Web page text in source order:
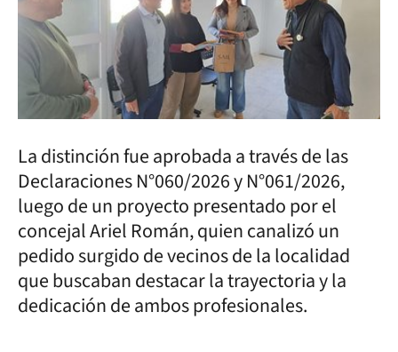
La distinción fue aprobada a través de las
Declaraciones N°060/2026 y N°061/2026,
luego de un proyecto presentado por el
concejal Ariel Román, quien canalizó un
pedido surgido de vecinos de la localidad
que buscaban destacar la trayectoria y la
dedicación de ambos profesionales.